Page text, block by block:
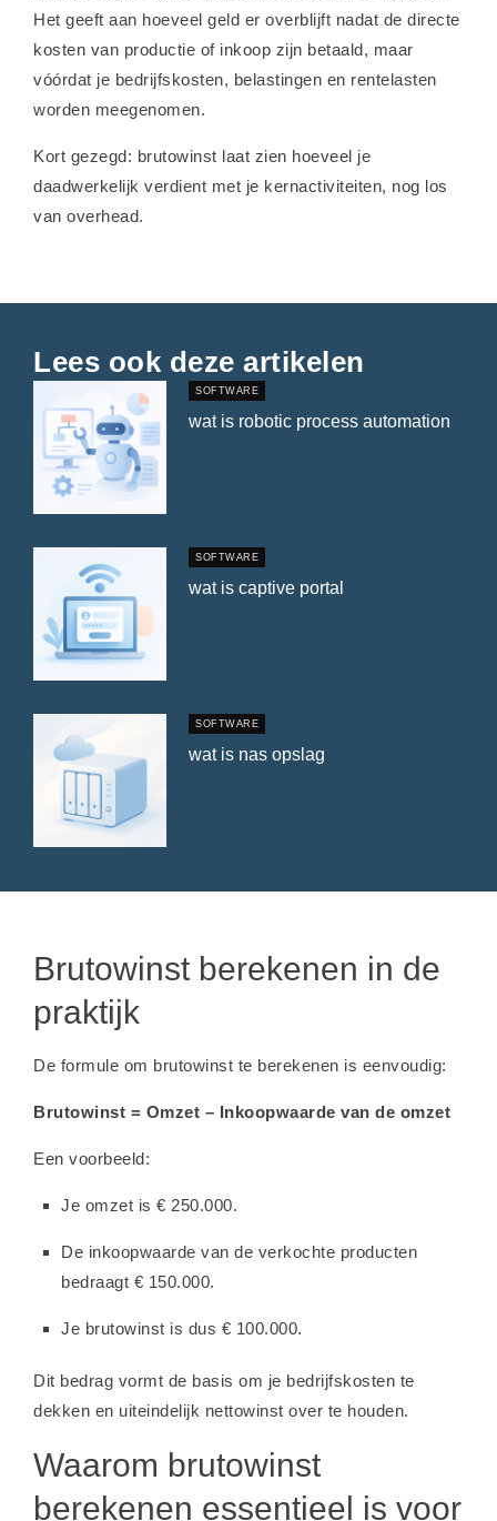
Het geeft aan hoeveel geld er overblijft nadat de directe
kosten van productie of inkoop zijn betaald, maar
vóórdat je bedrijfskosten, belastingen en rentelasten
worden meegenomen.
Kort gezegd: brutowinst laat zien hoeveel je
daadwerkelijk verdient met je kernactiviteiten, nog los
van overhead.
Lees ook deze artikelen
SOFTWARE
wat is robotic process automation
SOFTWARE
wat is captive portal
SOFTWARE
wat is nas opslag
Brutowinst berekenen in de
praktijk
De formule om brutowinst te berekenen is eenvoudig:
Brutowinst = Omzet – Inkoopwaarde van de omzet
Een voorbeeld:
Je omzet is € 250.000.
De inkoopwaarde van de verkochte producten
bedraagt € 150.000.
Je brutowinst is dus € 100.000.
Dit bedrag vormt de basis om je bedrijfskosten te
dekken en uiteindelijk nettowinst over te houden.
Waarom brutowinst
berekenen essentieel is voor